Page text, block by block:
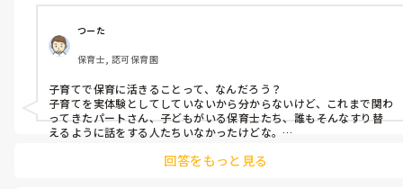
何が？よかったの？
他の先生と喋っとったのって、クリップ📎つけた魚釣りのクリッ
プを保護テープで留めずにそのままの状態にして置いてるから子
どもたちは外すのが楽しくなってるし、0歳や1歳の子が口に入れ
るやん。なんで、出す前に安全性の確認しなかったの？作った人
は何も思わなかったの？他の先生達もへぇ〜新しいおもちゃ増え
つーた
保育士, 認可保育園
子育てで保育に活きることって、なんだろう？
子育てを実体験としてしていないから分からないけど、これまで関わ
ってきたパートさん、子どもがいる保育士たち、誰もそんなすり替
えるように話をする人たちいなかったけどな。
回答をもっと見る